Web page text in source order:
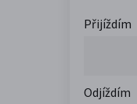
Přijíždím
Odjíždím